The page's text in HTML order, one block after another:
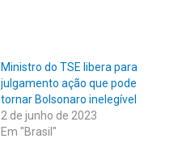
Ministro do TSE libera para
julgamento ação que pode
tornar Bolsonaro inelegível
2 de junho de 2023
Em "Brasil"